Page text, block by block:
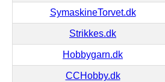
SymaskineTorvet.dk
Strikkes.dk
Hobbygarn.dk
CCHobby.dk